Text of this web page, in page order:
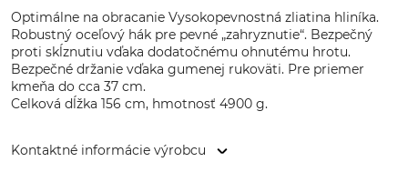
Optimálne na obracanie Vysokopevnostná zliatina hliníka.
Robustný oceľový hák pre pevné „zahryznutie“. Bezpečný
proti skĺznutiu vďaka dodatočnému ohnutému hrotu.
Bezpečné držanie vďaka gumenej rukoväti. Pre priemer
kmeňa do cca 37 cm.
Celková dĺžka 156 cm, hmotnosť 4900 g.
Kontaktné informácie výrobcu